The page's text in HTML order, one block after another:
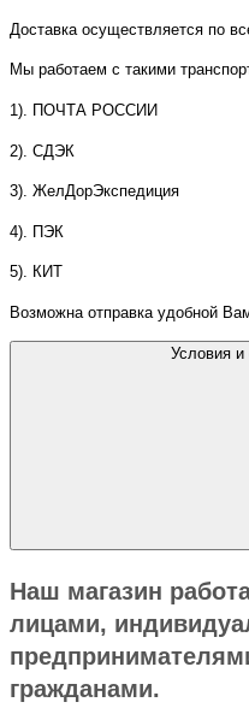
Доставка осуществляется по
Мы работаем с такими
1). ПОЧТА РОССИИ
2). СДЭК
3). ЖелДорЭкспедиция
4). ПЭК
5). КИТ
Возможна отправка удобной
Условия
Наш магазин
лицами,
гражданами.